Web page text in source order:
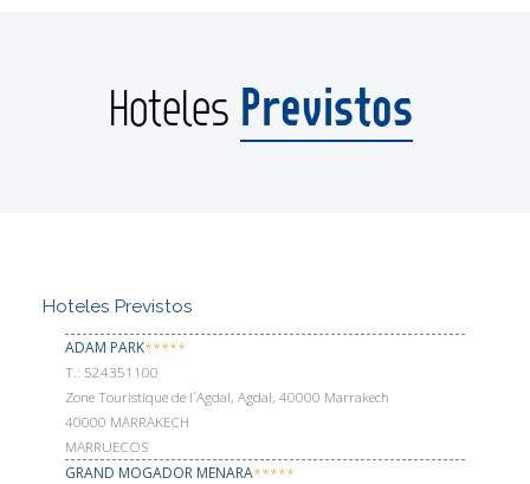
Hoteles Previstos
Hoteles Previstos
ADAM PARK*****
Т.: 524351100
Zone Touristique de l´Agdal, Agdal, 40000 Marrakech
40000 MARRAKECH
MARRUECOS
GRAND MOGADOR MENARA*****